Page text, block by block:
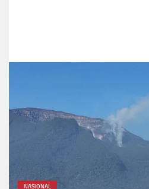
NASIONAL